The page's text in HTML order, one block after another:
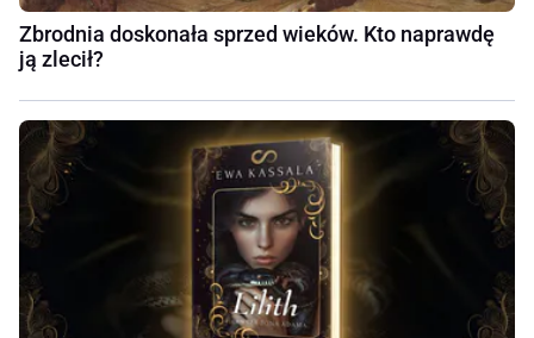
Zbrodnia doskonała sprzed wieków. Kto naprawdę
ją zlecił?